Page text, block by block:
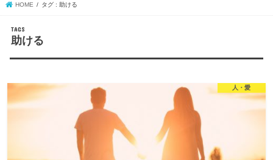
HOME タグ : 助ける
助ける
人・愛